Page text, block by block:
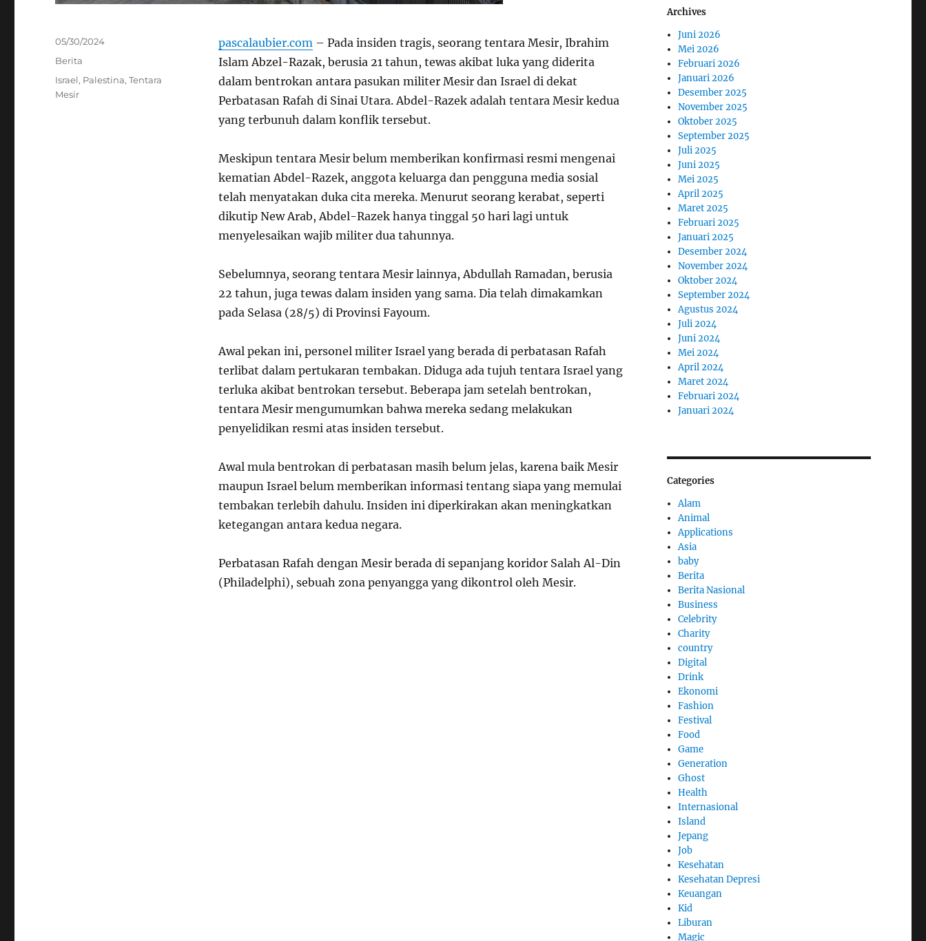
pascalaubier.com – Pada insiden tragis, seorang tentara Mesir, Ibrahim
Islam Abzel-Razak, berusia 21 tahun, tewas akibat luka yang diderita
dalam bentrokan antara pasukan militer Mesir dan Israel di dekat
Perbatasan Rafah di Sinai Utara. Abdel-Razek adalah tentara Mesir kedua
yang terbunuh dalam konflik tersebut.
Meskipun tentara Mesir belum memberikan konfirmasi resmi mengenai
kematian Abdel-Razek, anggota keluarga dan pengguna media sosial
telah menyatakan duka cita mereka. Menurut seorang kerabat, seperti
dikutip New Arab, Abdel-Razek hanya tinggal 50 hari lagi untuk
menyelesaikan wajib militer dua tahunnya.
Sebelumnya, seorang tentara Mesir lainnya, Abdullah Ramadan, berusia
22 tahun, juga tewas dalam insiden yang sama. Dia telah dimakamkan
pada Selasa (28/5) di Provinsi Fayoum.
Awal pekan ini, personel militer Israel yang berada di perbatasan Rafah
terlibat dalam pertukaran tembakan. Diduga ada tujuh tentara Israel yang
terluka akibat bentrokan tersebut. Beberapa jam setelah bentrokan,
tentara Mesir mengumumkan bahwa mereka sedang melakukan
penyelidikan resmi atas insiden tersebut.
Awal mula bentrokan di perbatasan masih belum jelas, karena baik Mesir
maupun Israel belum memberikan informasi tentang siapa yang memulai
tembakan terlebih dahulu. Insiden ini diperkirakan akan meningkatkan
ketegangan antara kedua negara.
Perbatasan Rafah dengan Mesir berada di sepanjang koridor Salah Al-Din
(Philadelphi), sebuah zona penyangga yang dikontrol oleh Mesir.
Posted
05/30/2024
Categories
Berita
Tags
Israel, Palestina,Tentara
Mesir
Archives
Juni 2026
Mei 2026
Februari 2026
Januari 2026
Desember 2025
November 2025
Oktober 2025
September 2025
Juli 2025
Juni 2025
Mei 2025
April 2025
Maret 2025
Februari 2025
Januari 2025
Desember 2024
November 2024
Oktober 2024
September 2024
Agustus 2024
Juli 2024
Juni 2024
Mei 2024
April 2024
Maret 2024
Februari 2024
Januari 2024
Categories
Alam
Animal
Applications
Asia
baby
Berita
Berita Nasional
Business
Celebrity
Charity
country
Digital
Drink
Ekonomi
Fashion
Festival
Food
Game
Generation
Ghost
Health
Internasional
Island
Jepang
Job
Kesehatan
Kesehatan Depresi
Keuangan
Kid
Liburan
Magic